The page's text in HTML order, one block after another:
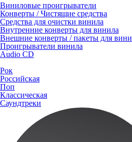
Виниловые проигрыватели
Конверты / Чистящие средства
Средства для очистки винила
Внутренние конверты для винила
Внешние конверты / пакеты для
Проигрыватели винила
Audio CD
Рок
Российская
Поп
Классическая
Саундтреки